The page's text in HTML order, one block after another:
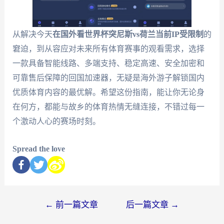
从解决今天在国外看世界杯突尼斯vs荷兰当前IP受限制 的
窘迫，到从容应对未来所有体育赛事的观看需求，选择
一款具备智能线路、多端支持、稳定高速、安全加密和
可靠售后保障的回国加速器，无疑是海外游子解锁国内
优质体育内容的最优解。希望这份指南，能让你无论身
在何方，都能与故乡的体育热情无缝连接，不错过每一
个激动人心的赛场时刻。
Spread the love
← 前一篇文章 后一篇文章 →